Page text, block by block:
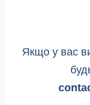
Якщо у вас